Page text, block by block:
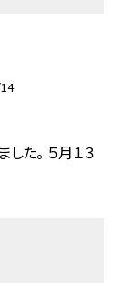
た。 ５月１３